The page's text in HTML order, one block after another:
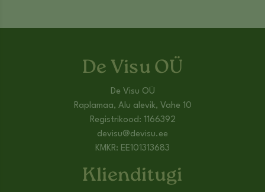
De Visu OÜ
De Visu OÜ
Raplamaa, Alu alevik, Vahe 10
Registrikood: 1166392
devisu@devisu.ee
KMKR: EE101313683
Klienditugi